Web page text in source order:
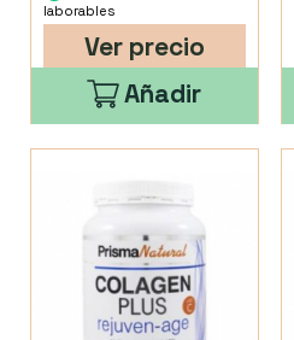
laborables
Ver precio
Añadir